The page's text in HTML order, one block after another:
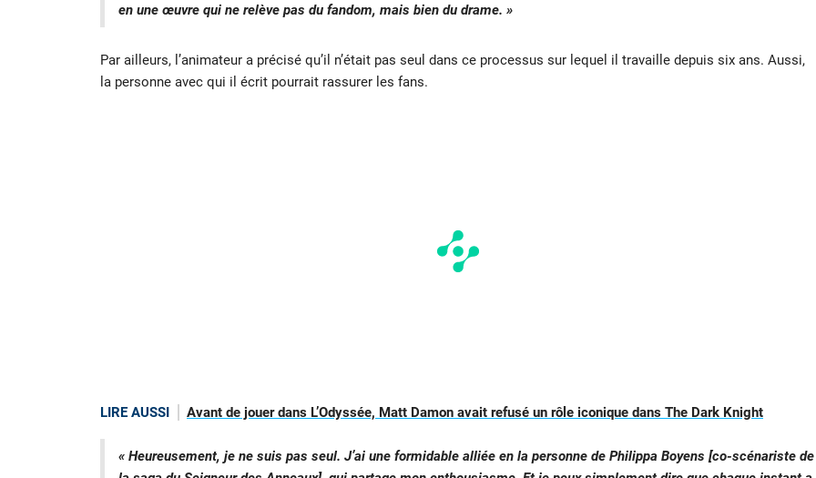
en une œuvre qui ne relève pas du fandom, mais bien du drame. »
Par ailleurs, l’animateur a précisé qu’il n’était pas seul dans ce processus sur lequel il travaille depuis six ans. Aussi,
la personne avec qui il écrit pourrait rassurer les fans.
LIRE AUSSI Avant de jouer dans L’Odyssée, Matt Damon avait refusé un rôle iconique dans The Dark Knight
« Heureusement, je ne suis pas seul. J’ai une formidable alliée en la personne de Philippa Boyens [co-scénariste de